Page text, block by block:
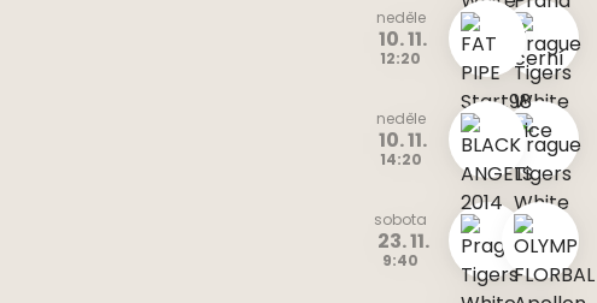
neděle
10. 11.
12:20
neděle
10. 11.
14:20
sobota
23. 11.
9:40